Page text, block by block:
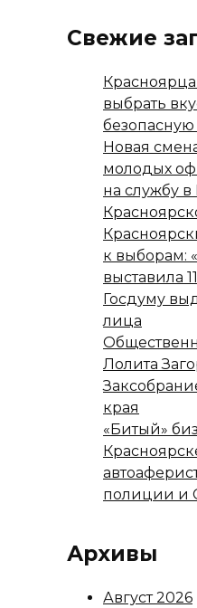
Свежие
выбрать
Новая
молодых
на службу
к выборам:
выставила
Госдуму
лица
Лолита
края
«Битый»
полиции и
Архивы
Август 2026